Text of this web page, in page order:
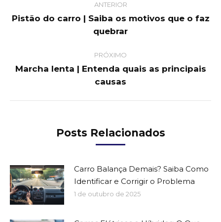
navigation
ANTERIOR
Previous
post:
Pistão do carro | Saiba os motivos que o faz
quebrar
PRÓXIMO
Next
post:
Marcha lenta | Entenda quais as principais
causas
Posts Relacionados
Carro Balança Demais? Saiba Como
Identificar e Corrigir o Problema
1 de outubro de 2025